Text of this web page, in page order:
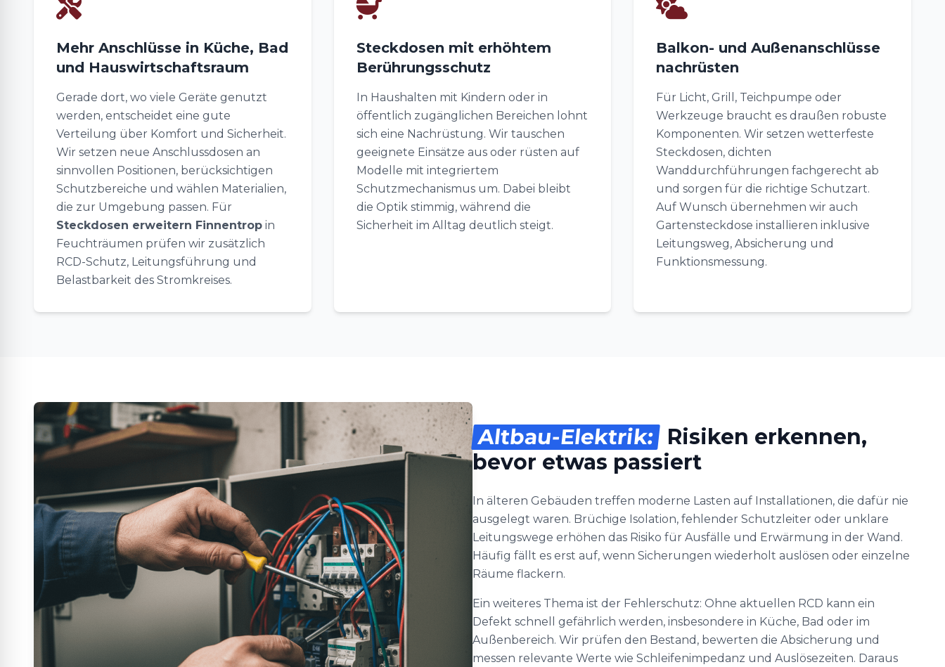
Mehr Anschlüsse in Küche, Bad
und Hauswirtschaftsraum
Gerade dort, wo viele Geräte genutzt
werden, entscheidet eine gute
Verteilung über Komfort und Sicherheit.
Wir setzen neue Anschlussdosen an
sinnvollen Positionen, berücksichtigen
Schutzbereiche und wählen Materialien,
die zur Umgebung passen. Für
Steckdosen erweitern Finnentrop in
Feuchträumen prüfen wir zusätzlich
RCD-Schutz, Leitungsführung und
Belastbarkeit des Stromkreises.
Steckdosen mit erhöhtem
Berührungsschutz
In Haushalten mit Kindern oder in
öffentlich zugänglichen Bereichen lohnt
sich eine Nachrüstung. Wir tauschen
geeignete Einsätze aus oder rüsten auf
Modelle mit integriertem
Schutzmechanismus um. Dabei bleibt
die Optik stimmig, während die
Sicherheit im Alltag deutlich steigt.
Balkon- und Außenanschlüsse
nachrüsten
Für Licht, Grill, Teichpumpe oder
Werkzeuge braucht es draußen robuste
Komponenten. Wir setzen wetterfeste
Steckdosen, dichten
Wanddurchführungen fachgerecht ab
und sorgen für die richtige Schutzart.
Auf Wunsch übernehmen wir auch
Gartensteckdose installieren inklusive
Leitungsweg, Absicherung und
Funktionsmessung.
Altbau-Elektrik: Risiken erkennen,
bevor etwas passiert
In älteren Gebäuden treffen moderne Lasten auf Installationen, die dafür nie
ausgelegt waren. Brüchige Isolation, fehlender Schutzleiter oder unklare
Leitungswege erhöhen das Risiko für Ausfälle und Erwärmung in der Wand.
Häufig fällt es erst auf, wenn Sicherungen wiederholt auslösen oder einzelne
Räume flackern.
Ein weiteres Thema ist der Fehlerschutz: Ohne aktuellen RCD kann ein
Defekt schnell gefährlich werden, insbesondere in Küche, Bad oder im
Außenbereich. Wir prüfen den Bestand, bewerten die Absicherung und
messen relevante Werte wie Schleifenimpedanz und Auslösezeiten. Daraus